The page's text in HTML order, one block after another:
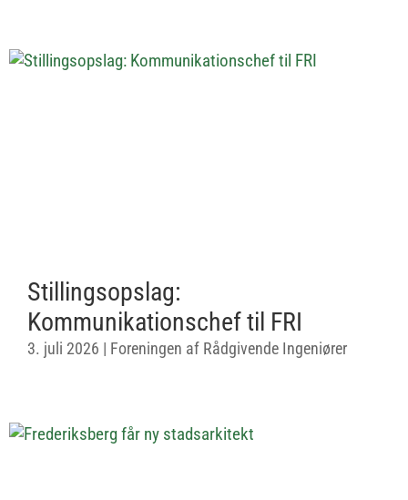
Stillingsopslag:
Kommunikationschef til FRI
3. juli 2026 | Foreningen af Rådgivende Ingeniører